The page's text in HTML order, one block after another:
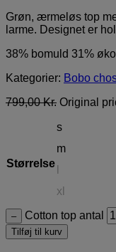
Grøn, ærmeløs top
larme. Designet er
38% bomuld 31%
Kategorier: Bobo
799,00Kr. Original
Størrelse
s
m
xl
– Cotton top antal
Tilføj til kurv